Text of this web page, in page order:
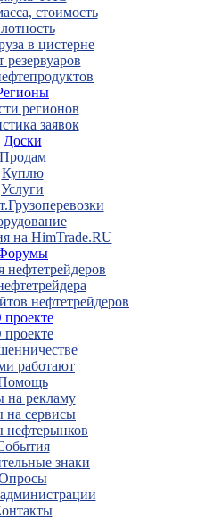
стоимость
в цистерне
резервуаров
регионов
заявок
Доски
Продам
Куплю
Услуги
на HimTrade.RU
нефтетрейдеров
работают
на рекламу
на сервисы
нефтерынков
знаки